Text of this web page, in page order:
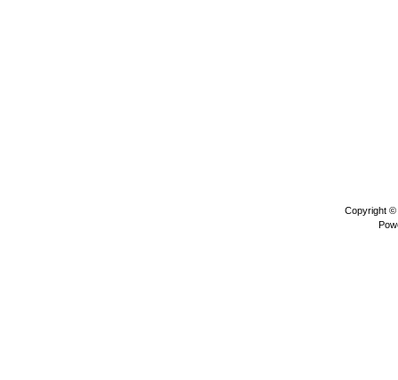
Copyright